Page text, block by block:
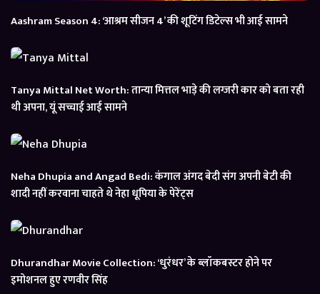
Aashram Season 4: ‘आश्रम सीजन 4’ की शूटिंग डिटेल्स भी आई सामने
Tanya Mittal Net Worth: तान्या मित्तल भाड़े की लग्जरी कार को बता रही
थी अपना, यूं सच्चाई आई सामने
Neha Dhupia and Angad Bedi: कंगाल अंगद बेदी संग अपनी बेटी की
शादी नहीं करवाना चाहते थे नेहा धूपिया के पेरेंट्स
Dhurandhar Movie Collection: ‘धुरंधर’ के ब्लॉकबस्टर होने पर
इमोशनल हुए रणवीर सिंह